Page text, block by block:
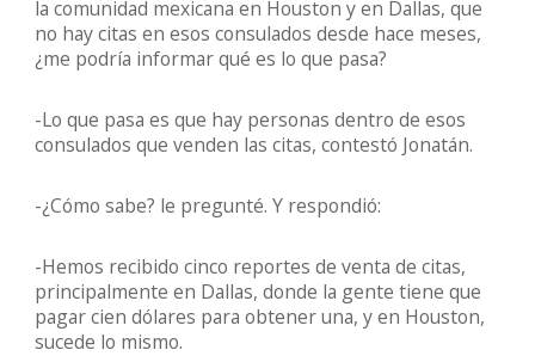
la comunidad mexicana en Houston y en Dallas, que
no hay citas en esos consulados desde hace meses,
¿me podría informar qué es lo que pasa?
-Lo que pasa es que hay personas dentro de esos
consulados que venden las citas, contestó Jonatán.
-¿Cómo sabe? le pregunté. Y respondió:
-Hemos recibido cinco reportes de venta de citas,
principalmente en Dallas, donde la gente tiene que
pagar cien dólares para obtener una, y en Houston,
sucede lo mismo.